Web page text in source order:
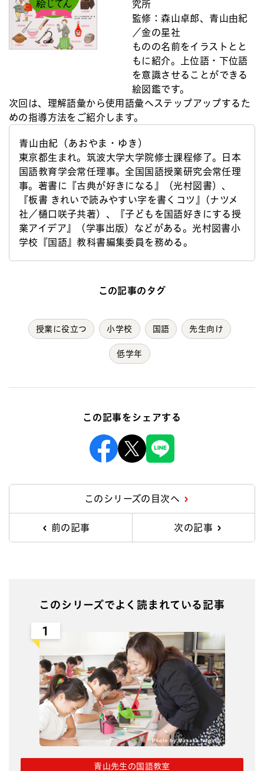
究所
監修：森山卓郎、青山由紀
／金の星社
ものの名前をイラストとと
もに紹介。上位語・下位語
を意識させることができる
絵図鑑です。
次回は、理解語彙から使用語彙へステップアップするた
めの指導方法をご紹介します。
青山由紀（あおやま・ゆき）
東京都生まれ。筑波大学大学院修士課程修了。日本
国語教育学会常任理事。全国国語授業研究会常任理
事。著書に『古典が好きになる』（光村図書）、
『板書 きれいで読みやすい字を書くコツ』(ナツメ
社／樋口咲子共著）、『子どもを国語好きにする授
業アイデア』（学事出版）などがある。光村図書小
学校『国語』教科書編集委員を務める。
この記事のタグ
授業に役立つ 小学校 国語 先生向け
低学年
この記事をシェアする
このシリーズの目次へ
前の記事 次の記事
このシリーズでよく読まれている記事
1
青山先生の国語教室